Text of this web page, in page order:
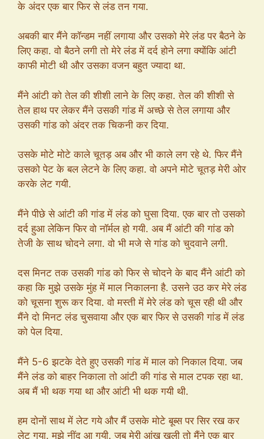
के अंदर एक बार फिर से लंड तन गया.
अबकी बार मैंने कॉन्डम नहीं लगाया और उसको मेरे लंड पर बैठने के
लिए कहा. वो बैठने लगी तो मेरे लंड में दर्द होने लगा क्योंकि आंटी
काफी मोटी थी और उसका वजन बहुत ज्यादा था.
मैंने आंटी को तेल की शीशी लाने के लिए कहा. तेल की शीशी से
तेल हाथ पर लेकर मैंने उसकी गांड में अच्छे से तेल लगाया और
उसकी गांड को अंदर तक चिकनी कर दिया.
उसके मोटे मोटे काले चूतड़ अब और भी काले लग रहे थे. फिर मैंने
उसको पेट के बल लेटने के लिए कहा. वो अपने मोटे चूतड़ मेरी ओर
करके लेट गयी.
मैंने पीछे से आंटी की गांड में लंड को घुसा दिया. एक बार तो उसको
दर्द हुआ लेकिन फिर वो नॉर्मल हो गयी. अब मैं आंटी की गांड को
तेजी के साथ चोदने लगा. वो भी मजे से गांड को चुदवाने लगी.
दस मिनट तक उसकी गांड को फिर से चोदने के बाद मैंने आंटी को
कहा कि मुझे उसके मुंह में माल निकालना है. उसने उठ कर मेरे लंड
को चूसना शुरू कर दिया. वो मस्ती में मेरे लंड को चूस रही थी और
मैंने दो मिनट लंड चुसवाया और एक बार फिर से उसकी गांड में लंड
को पेल दिया.
मैंने 5-6 झटके देते हुए उसकी गांड में माल को निकाल दिया. जब
मैंने लंड को बाहर निकाला तो आंटी की गांड से माल टपक रहा था.
अब मैं भी थक गया था और आंटी भी थक गयी थी.
हम दोनों साथ में लेट गये और मैं उसके मोटे बूब्स पर सिर रख कर
लेट गया. मुझे नींद आ गयी. जब मेरी आंख खुली तो मैंने एक बार